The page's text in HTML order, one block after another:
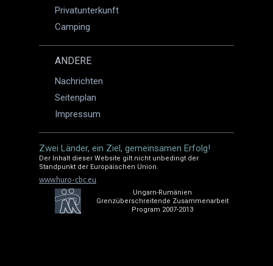
Privatunterkunft
Camping
ANDERE
Nachrichten
Seitenplan
Impressum
Zwei Länder, ein Ziel, gemeinsamen Erfolg!
Der Inhalt dieser Website gilt nicht unbedingt der
Standpunkt der Europäischen Union.
www.huro-cbc.eu
Ungarn-Rumänien
Grenzüberschreitende Zusammenarbeit
Program 2007-2013